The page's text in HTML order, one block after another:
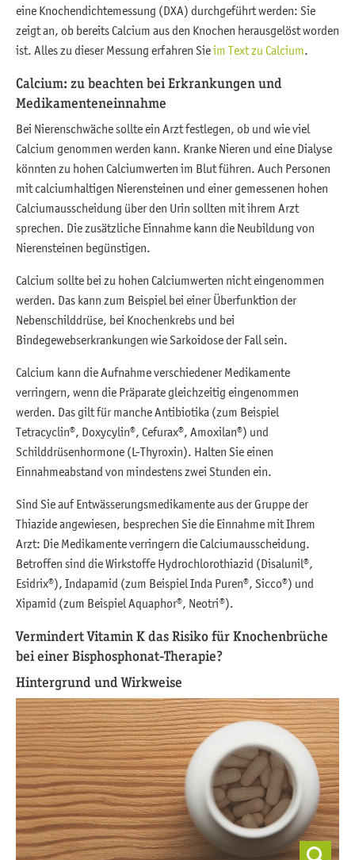
eine Knochendichtemessung (DXA) durchgeführt werden: Sie
zeigt an, ob bereits Calcium aus den Knochen herausgelöst worden
ist. Alles zu dieser Messung erfahren Sieim Text zu Calcium.
Calcium: zu beachten bei Erkrankungen und
Medikamenteneinnahme
Bei Nierenschwäche sollte ein Arzt festlegen, ob und wie viel
Calcium genommen werden kann. Kranke Nieren und eine Dialyse
könnten zu hohen Calciumwerten im Blut führen. Auch Personen
mit calciumhaltigen Nierensteinen und einer gemessenen hohen
Calciumausscheidung über den Urin sollten mit ihrem Arzt
sprechen. Die zusätzliche Einnahme kann die Neubildung von
Nierensteinen begünstigen.
Calcium sollte bei zu hohen Calciumwerten nicht eingenommen
werden. Das kann zum Beispiel bei einer Überfunktion der
Nebenschilddrüse, bei Knochenkrebs und bei
Bindegewebserkrankungen wie Sarkoidose der Fall sein.
Calcium kann die Aufnahme verschiedener Medikamente
verringern, wenn die Präparate gleichzeitig eingenommen
werden. Das gilt für manche Antibiotika (zum Beispiel
Tetracyclin®, Doxycylin®, Cefurax®, Amoxilan®) und
Schilddrüsenhormone (L-Thyroxin). Halten Sie einen
Einnahmeabstand von mindestens zwei Stunden ein.
Sind Sie auf Entwässerungsmedikamente aus der Gruppe der
Thiazide angewiesen, besprechen Sie die Einnahme mit Ihrem
Arzt: Die Medikamente verringern die Calciumausscheidung.
Betroffen sind die Wirkstoffe Hydrochlorothiazid (Disalunil®,
Esidrix®), Indapamid (zum Beispiel Inda Puren®, Sicco®) und
Xipamid (zum Beispiel Aquaphor®, Neotri®).
Vermindert Vitamin K das Risiko für Knochenbrüche
bei einer Bisphosphonat-Therapie?
Hintergrund und Wirkweise